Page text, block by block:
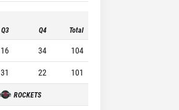
Q3 Q4 Total
16 34
104
31 22 101
ROCKETS